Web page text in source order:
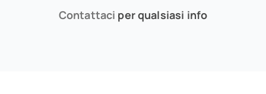
Contattaci per qualsiasi info